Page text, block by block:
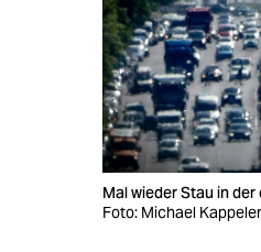
veranstaltungen
fragen & hilfeMal wieder Stau in
Foto: Michael